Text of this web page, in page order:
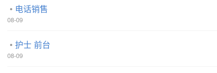
电话销售
08-09
护士 前台
08-09